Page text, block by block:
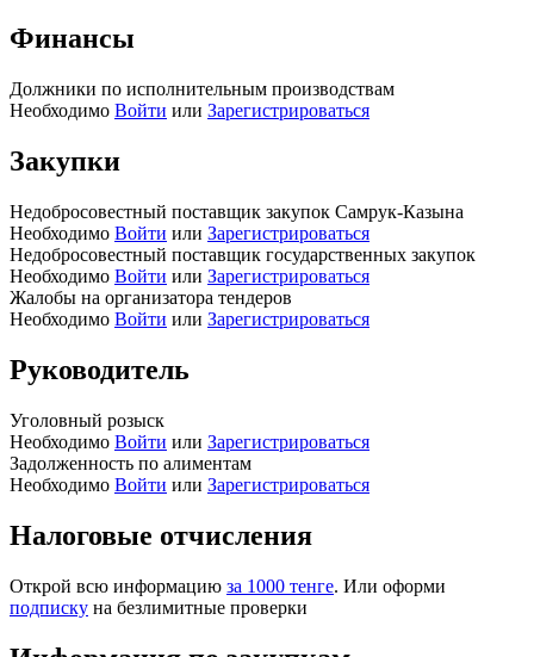
Финансы
Должники по исполнительным производствам
Необходимо Войти или Зарегистрироваться
Закупки
Недобросовестный поставщик закупок Самрук-Казына
Необходимо Войти или Зарегистрироваться
Недобросовестный поставщик государственных закупок
Необходимо Войти или Зарегистрироваться
Жалобы на организатора тендеров
Необходимо Войти или Зарегистрироваться
Руководитель
Уголовный розыск
Необходимо Войти или Зарегистрироваться
Задолженность по алиментам
Необходимо Войти или Зарегистрироваться
Налоговые отчисления
Открой всю информацию за 1000 тенге. Или оформи
подписку на безлимитные проверки